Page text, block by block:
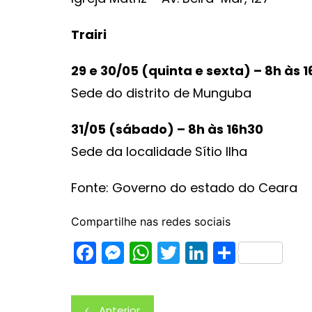
Trairi
29 e 30/05 (quinta e sexta) – 8h às
Sede do distrito de Munguba
31/05 (sábado) – 8h às 16h30
Sede da localidade Sítio Ilha
Fonte: Governo do estado do Ceara
Compartilhe nas redes sociais
F
c
M
s
W
at
T
Li S